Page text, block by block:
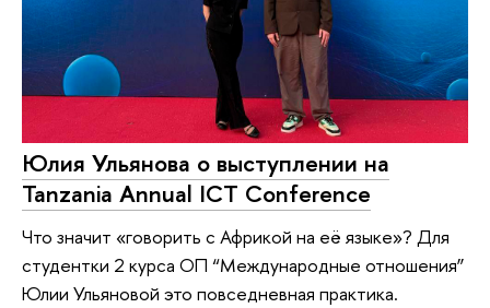
Юлия Ульянова о выступлении на
Tanzania Annual ICT Conference
Что значит «говорить с Африкой на её языке»? Для
студентки 2 курса ОП “Международные отношения”
Юлии Ульяновой это повседневная практика.